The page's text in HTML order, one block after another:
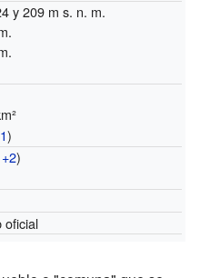
y 209 m s. n. m.
)
)
oficial